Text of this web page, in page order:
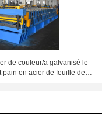
et 6 Rib Profile Sheets
de couleur/a galvanisé le
pain en acier de feuille de